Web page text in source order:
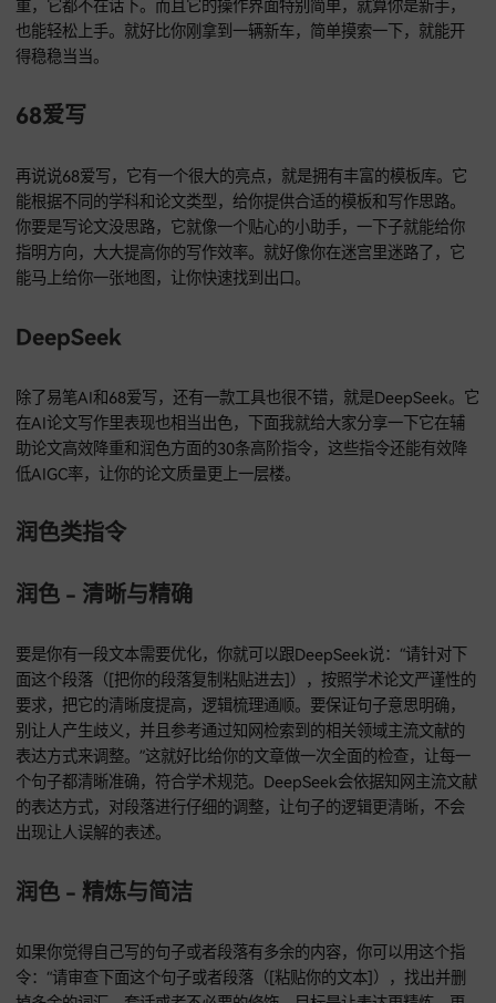
易笔AI可太牛了，它有超强的语言生成能力。就比如说你要写
论文，它能快速给你生成高质量的内容。不管是论文润色，还
也能轻松上手。就好比你刚拿到一辆新车，简单摸索一下，就
68爱写
再说说68爱写，它有一个很大的亮点，就是拥有丰富的模板库
你要是写论文没思路，它就像一个贴心的小助手，一下子就能
指明方向，大大提高你的写作效率。就好像你在迷宫里迷路了
能马上给你一张地图，让你快速找到出口。
DeepSeek
除了易笔AI和68爱写，还有一款工具也很不错，就是
在AI论文写作里表现也相当出色，下面我就给大家分享一下它
低AIGC率，让你的论文质量更上一层楼。
润色类指令
润色 - 清晰与精确
要是你有一段文本需要优化，你就可以跟DeepSeek说：“请针
面这个段落（[把你的段落复制粘贴进去]），按照学术论文严
别让人产生歧义，并且参考通过知网检索到的相关领域主流文
个句子都清晰准确，符合学术规范。DeepSeek会依据知网主
的表达方式，对段落进行仔细的调整，让句子的逻辑更清晰，